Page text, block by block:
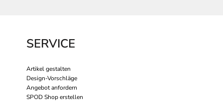
SERVICE
Artikel gestalten
Design-Vorschläge
Angebot anfordern
SPOD Shop erstellen